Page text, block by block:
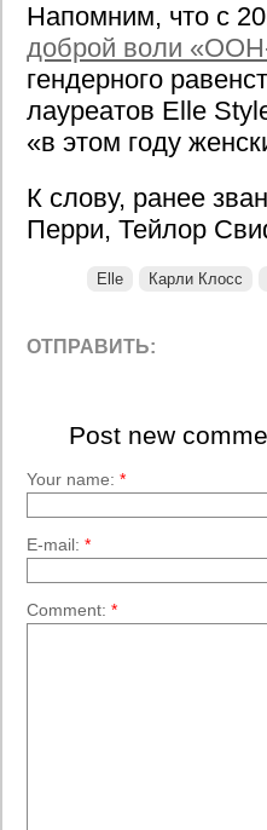
Напомним, что с
доброй воли
гендерного
лауреатов Elle
«в этом году
К слову, ранее
Перри, Тейлор
Elle Карли Клосс
ОТПРАВИТЬ:
Post new
Your name: *
E-mail: *
Comment: *